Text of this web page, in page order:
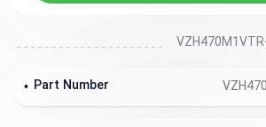
Part Number